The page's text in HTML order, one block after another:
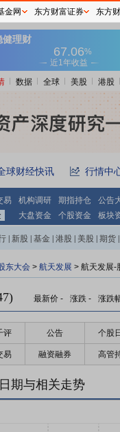
数据 全球 美股 港股
球财经快讯 行情中
易 机构调研 期指持仓
公告
大盘资金 个股资金 板块
新股 基金 港股 美股 期货
东大会 > 航天发展 > 航天发展-
最新价 - 涨跌 - 涨跌
评 公告 个股
易 融资融券 高管
期与相关走势
金网 东方财富证券 东方